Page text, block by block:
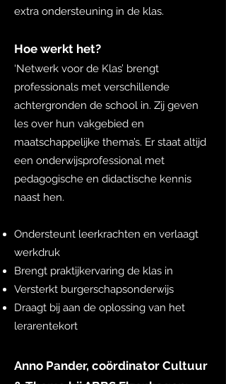
extra ondersteuning in de klas.
Hoe werkt het?
‘Netwerk voor de Klas’ brengt
professionals met verschillende
achtergronden de school in. Zij geven
les over hun vakgebied en
maatschappelijke thema’s. Er staat altijd
een onderwijsprofessional met
pedagogische en didactische kennis
naast hen.
Ondersteunt leerkrachten en verlaagt
werkdruk
Brengt praktijkervaring de klas in
Versterkt burgerschapsonderwijs
Draagt bij aan de oplossing van het
lerarentekort
Anno Pander, coördinator Cultuur